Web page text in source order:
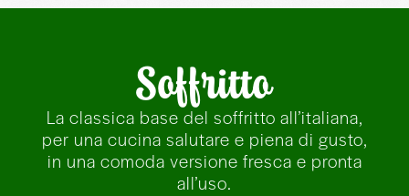
Soffritto
La classica base del soffritto all’italiana,
per una cucina salutare e piena di gusto,
in una comoda versione fresca e pronta
all’uso.